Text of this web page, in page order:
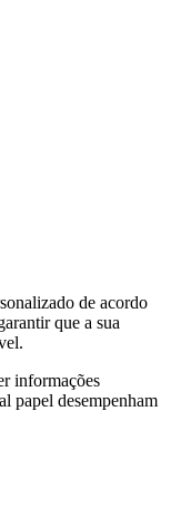
de acordo
que a sua
informações
papel desempenham